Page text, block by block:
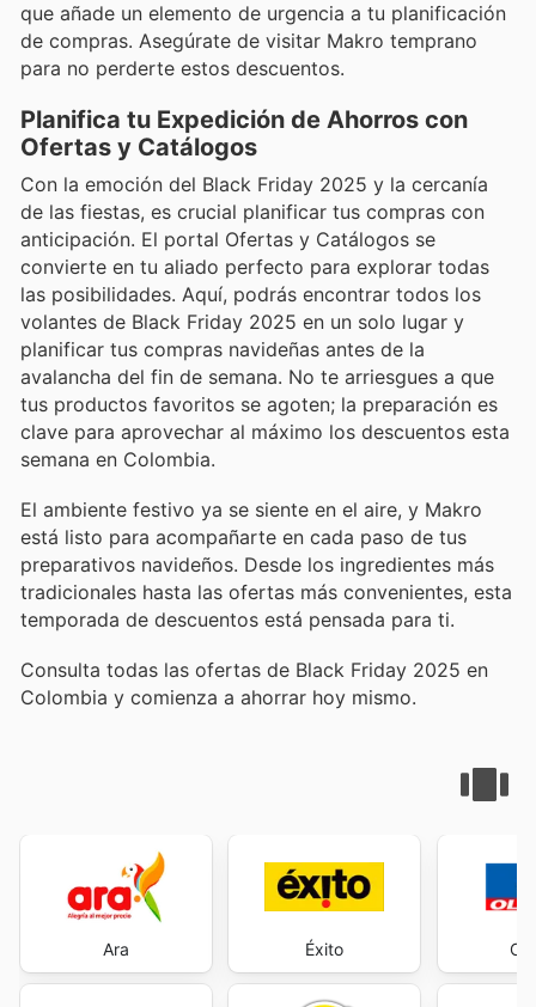
que añade un elemento de urgencia a tu planificación
de compras. Asegúrate de visitar Makro temprano
para no perderte estos descuentos.
Planifica tu Expedición de Ahorros con
Ofertas y Catálogos
Con la emoción del Black Friday 2025 y la cercanía
de las fiestas, es crucial planificar tus compras con
anticipación. El portal Ofertas y Catálogos se
convierte en tu aliado perfecto para explorar todas
las posibilidades. Aquí, podrás encontrar todos los
volantes de Black Friday 2025 en un solo lugar y
planificar tus compras navideñas antes de la
avalancha del fin de semana. No te arriesgues a que
tus productos favoritos se agoten; la preparación es
clave para aprovechar al máximo los descuentos esta
semana en Colombia.
El ambiente festivo ya se siente en el aire, y Makro
está listo para acompañarte en cada paso de tus
preparativos navideños. Desde los ingredientes más
tradicionales hasta las ofertas más convenientes, esta
temporada de descuentos está pensada para ti.
Consulta todas las ofertas de Black Friday 2025 en
Colombia y comienza a ahorrar hoy mismo.
Ara Éxito